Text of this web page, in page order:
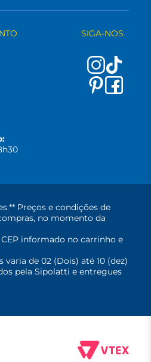
SIGA-NOS
Preços e condições de
no momento da
informado no carrinho e
de 02 (Dois) até 10 (dez)
pela Sipolatti e entregues